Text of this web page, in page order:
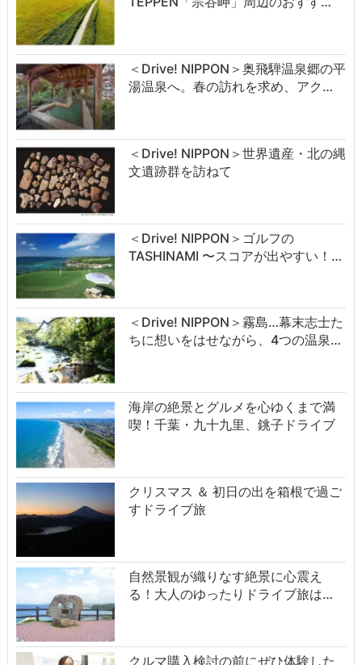
＜Drive! NIPPON＞奥飛騨温泉郷の平
湯温泉へ。春の訪れを求め、アク…
＜Drive! NIPPON＞世界遺産・北の縄
文遺跡群を訪ねて
＜Drive! NIPPON＞ゴルフの
TASHINAMI 〜スコアが出やすい！…
＜Drive! NIPPON＞霧島…幕末志士た
ちに想いをはせながら、4つの温泉…
海岸の絶景とグルメを心ゆくまで満
喫！千葉・九十九里、銚子ドライブ
クリスマス ＆ 初日の出を箱根で過ご
すドライブ旅
自然景観が織りなす絶景に心震え
る！大人のゆったりドライブ旅は…
クルマ購入検討の前にぜひ体験した